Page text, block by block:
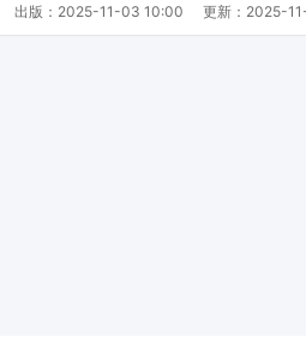
出版： 2025-11-03 10:00 更新： 2025-